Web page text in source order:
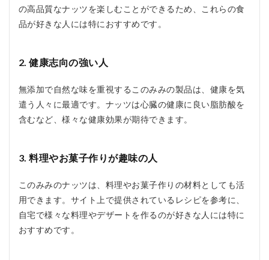
の高品質なナッツを楽しむことができるため、これらの食
品が好きな人には特におすすめです。
2. 健康志向の強い人
無添加で自然な味を重視するこのみみの製品は、健康を気
遣う人々に最適です。ナッツは心臓の健康に良い脂肪酸を
含むなど、様々な健康効果が期待できます。
3. 料理やお菓子作りが趣味の人
このみみのナッツは、料理やお菓子作りの材料としても活
用できます。サイト上で提供されているレシピを参考に、
自宅で様々な料理やデザートを作るのが好きな人には特に
おすすめです。